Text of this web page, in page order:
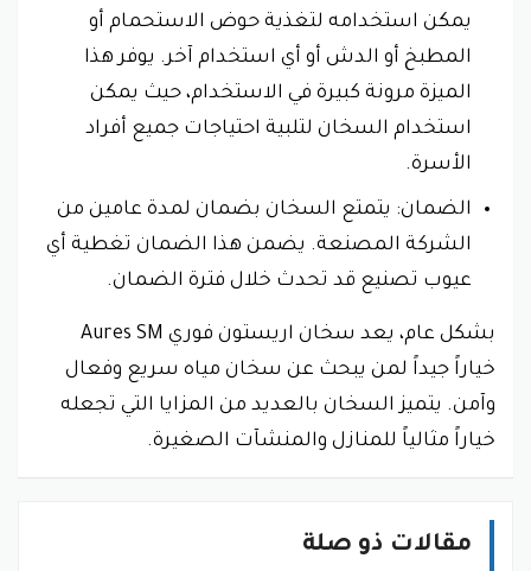
يمكن استخدامه لتغذية حوض الاستحمام أو
المطبخ أو الدش أو أي استخدام آخر. يوفر هذا
الميزة مرونة كبيرة في الاستخدام، حيث يمكن
استخدام السخان لتلبية احتياجات جميع أفراد
الأسرة.
الضمان: يتمتع السخان بضمان لمدة عامين من
الشركة المصنعة. يضمن هذا الضمان تغطية أي
عيوب تصنيع قد تحدث خلال فترة الضمان.
بشكل عام، يعد سخان اريستون فوري Aures SM
خياراً جيداً لمن يبحث عن سخان مياه سريع وفعال
وآمن. يتميز السخان بالعديد من المزايا التي تجعله
خياراً مثالياً للمنازل والمنشآت الصغيرة.
مقالات ذو صلة